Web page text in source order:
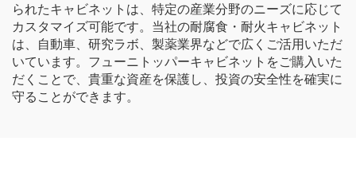
られたキャビネットは、特定の産業分野のニーズに応じて
カスタマイズ可能です。当社の耐腐食・耐火キャビネット
は、自動車、研究ラボ、製薬業界などで広くご活用いただ
いています。フューニトッパーキャビネットをご購入いた
だくことで、貴重な資産を保護し、投資の安全性を確実に
守ることができます。